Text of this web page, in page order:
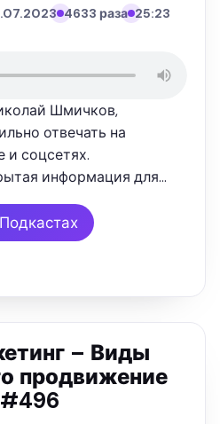
4633 раза 25:23
Шмичков,
отвечать на
и соцсетях.
информация для
и увеличить
что общение с
– Виды
продвижение